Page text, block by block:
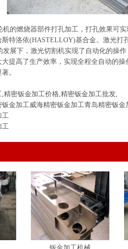
的燃烧器部件打孔加工，打孔效果可
特洛依(HASTELLOY)基合金。激光打
展下， 激光切割 机实现了自动化的操
提高了生产效率，实现全程全自动的
。
,精密钣金加工价格,精密钣金加工批发,
钣金加工威海精密钣金加工青岛精密钣金
工
工